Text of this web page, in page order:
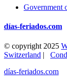
Government
días-feriados.com
© copyright 2025
Switzerland |
días-feriados.com